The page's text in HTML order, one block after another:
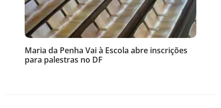
Maria da Penha Vai à Escola abre inscrições
para palestras no DF